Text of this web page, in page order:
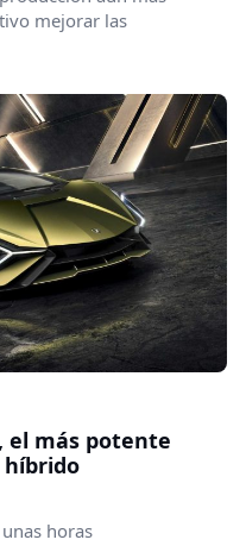
mejorar las
el más potente
híbrido
horas